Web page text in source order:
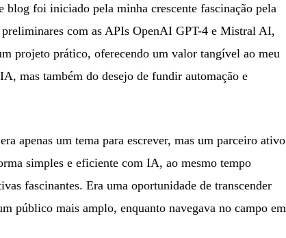
blog foi iniciado pela minha crescente fascinação pela
com as APIs OpenAI GPT-4 e Mistral AI,
projeto prático, oferecendo um valor tangível ao meu
mas também do desejo de fundir automação e
apenas um tema para escrever, mas um parceiro ativo
simples e eficiente com IA, ao mesmo tempo
fascinantes. Era uma oportunidade de transcender
público mais amplo, enquanto navegava no campo em